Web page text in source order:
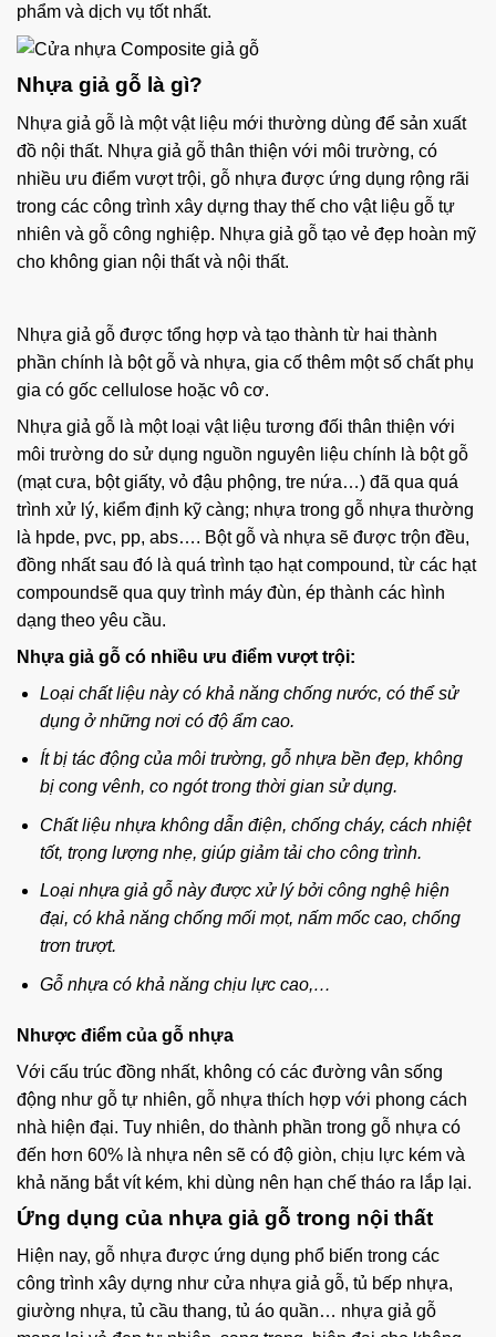
phẩm và dịch vụ tốt nhất.
Nhựa giả gỗ là gì?
Nhựa giả gỗ là một vật liệu mới thường dùng để sản xuất
đồ nội thất. Nhựa giả gỗ thân thiện với môi trường, có
nhiều ưu điểm vượt trội, gỗ nhựa được ứng dụng rộng rãi
trong các công trình xây dựng thay thế cho vật liệu gỗ tự
nhiên và gỗ công nghiệp. Nhựa giả gỗ tạo vẻ đẹp hoàn mỹ
cho không gian nội thất và nội thất.
Nhựa giả gỗ được tổng hợp và tạo thành từ hai thành
phần chính là bột gỗ và nhựa, gia cố thêm một số chất phụ
gia có gốc cellulose hoặc vô cơ.
Nhựa giả gỗ là một loại vật liệu tương đối thân thiện với
môi trường do sử dụng nguồn nguyên liệu chính là bột gỗ
(mạt cưa, bột giấty, vỏ đậu phộng, tre nứa…) đã qua quá
trình xử lý, kiểm định kỹ càng; nhựa trong gỗ nhựa thường
là hpde, pvc, pp, abs…. Bột gỗ và nhựa sẽ được trộn đều,
đồng nhất sau đó là quá trình tạo hạt compound, từ các hạt
compoundsẽ qua quy trình máy đùn, ép thành các hình
dạng theo yêu cầu.
Nhựa giả gỗ có nhiều ưu điểm vượt trội:
Loại chất liệu này có khả năng chống nước, có thể sử
dụng ở những nơi có độ ẩm cao.
Ít bị tác động của môi trường, gỗ nhựa bền đẹp, không
bị cong vênh, co ngót trong thời gian sử dụng.
Chất liệu nhựa không dẫn điện, chống cháy, cách nhiệt
tốt, trọng lượng nhẹ, giúp giảm tải cho công trình.
Loại nhựa giả gỗ này được xử lý bởi công nghệ hiện
đại, có khả năng chống mối mọt, nấm mốc cao, chống
trơn trượt.
Gỗ nhựa có khả năng chịu lực cao,…
Nhược điểm của gỗ nhựa
Với cấu trúc đồng nhất, không có các đường vân sống
động như gỗ tự nhiên, gỗ nhựa thích hợp với phong cách
nhà hiện đại. Tuy nhiên, do thành phần trong gỗ nhựa có
đến hơn 60% là nhựa nên sẽ có độ giòn, chịu lực kém và
khả năng bắt vít kém, khi dùng nên hạn chế tháo ra lắp lại.
Ứng dụng của nhựa giả gỗ trong nội thất
Hiện nay, gỗ nhựa được ứng dụng phổ biến trong các
công trình xây dựng như cửa nhựa giả gỗ, tủ bếp nhựa,
giường nhựa, tủ cầu thang, tủ áo quần… nhựa giả gỗ